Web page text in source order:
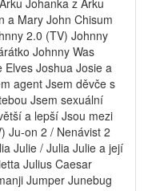
Johanka z Arku
a Mary John Chisum
2.0 (TV) Johnny
Johnny Was
Elves Joshua Josie a
agent Jsem děvče s
Jsem sexuální
a lepší Jsou mezi
Ju-on 2 / Nenávist 2
Julie / Julia Julie a její
Julius Caesar
Jumper Junebug